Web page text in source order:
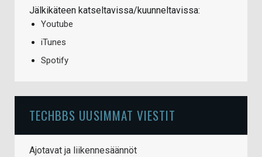
Jälkikäteen katseltavissa/kuunneltavissa:
Youtube
iTunes
Spotify
TECHBBS UUSIMMAT VIESTIT
Ajotavat ja liikennesäännöt